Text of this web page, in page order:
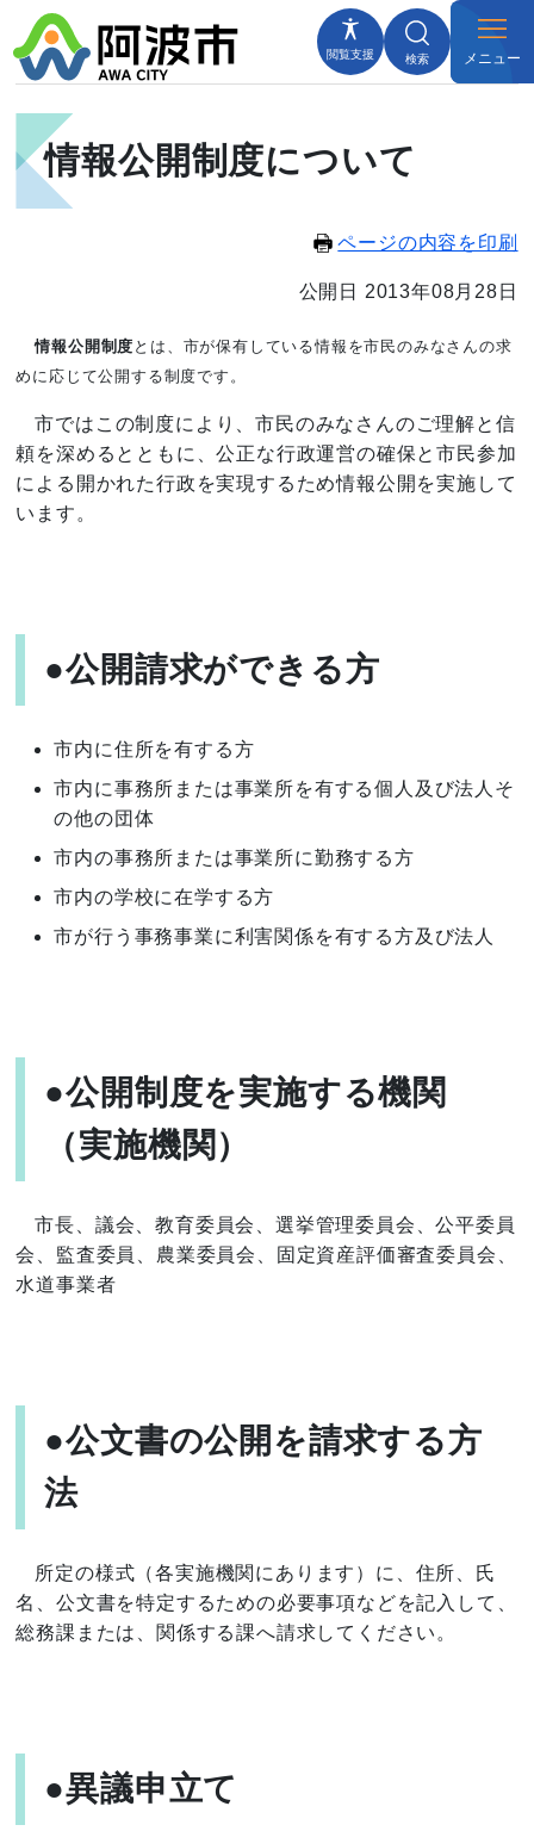
閲覧支援 検索 メニュー
情報公開制度について
ページの内容を印刷
公開日 2013年08月28日
情報公開制度 とは、市が保有している情報を市民のみなさんの求
めに応じて公開する制度です。
市ではこの制度により、市民のみなさんのご理解と信
頼を深めるとともに、公正な行政運営の確保と市民参加
による開かれた行政を実現するため情報公開を実施して
います。
●公開請求ができる方
市内に住所を有する方
市内に事務所または事業所を有する個人及び法人そ
の他の団体
市内の事務所または事業所に勤務する方
市内の学校に在学する方
市が行う事務事業に利害関係を有する方及び法人
●公開制度を実施する機関
（実施機関）
市長、議会、教育委員会、選挙管理委員会、公平委員
会、監査委員、農業委員会、固定資産評価審査委員会、
水道事業者
●公文書の公開を請求する方
法
所定の様式（各実施機関にあります）に、住所、氏
名、公文書を特定するための必要事項などを記入して、
総務課または、関係する課へ請求してください。
●異議申立て